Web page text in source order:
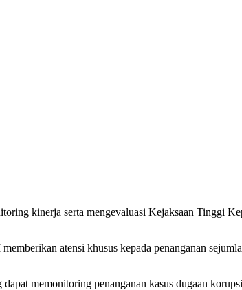
kinerja serta mengevaluasi Kejaksaan Tinggi
atensi khusus kepada penanganan
memonitoring penanganan kasus dugaan